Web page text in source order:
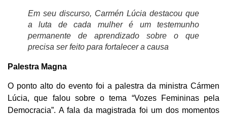
Em seu discurso, Carmén Lúcia destacou que
a luta de cada mulher é um testemunho
permanente de aprendizado sobre o que
precisa ser feito para fortalecer a causa
Palestra Magna
O ponto alto do evento foi a palestra da ministra Cármen
Lúcia, que falou sobre o tema “Vozes Femininas pela
Democracia”. A fala da magistrada foi um dos momentos